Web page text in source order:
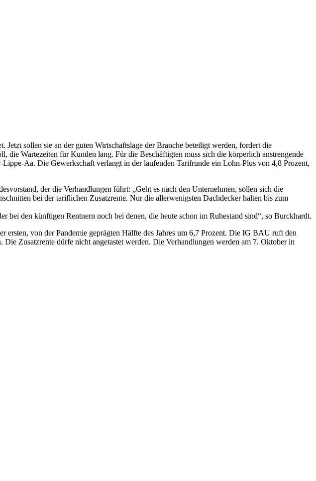
sollen sie an der guten Wirtschaftslage der Branche beteiligt werden, fordert die
Wartezeiten für Kunden lang. Für die Beschäftigten muss sich die körperlich anstrengende
Aa. Die Gewerkschaft verlangt in der laufenden Tarifrunde ein Lohn-Plus von 4,8 Prozent,
der die Verhandlungen führt: „Geht es nach den Unternehmen, sollen sich die
bei der tariflichen Zusatzrente. Nur die allerwenigsten Dachdecker halten bis zum
den künftigen Rentnern noch bei denen, die heute schon im Ruhestand sind“, so Burckhardt.
ersten, von der Pandemie geprägten Hälfte des Jahres um 6,7 Prozent. Die IG BAU ruft den
Zusatzrente dürfe nicht angetastet werden. Die Verhandlungen werden am 7. Oktober in